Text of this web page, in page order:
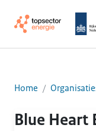
Home
Blue Heart